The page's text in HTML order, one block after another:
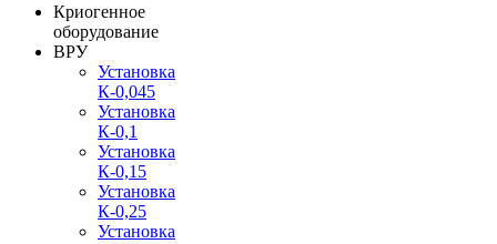
Криогенное
оборудование
ВРУ
Установка
К-0,045
Установка
К-0,1
Установка
К-0,15
Установка
К-0,25
Установка